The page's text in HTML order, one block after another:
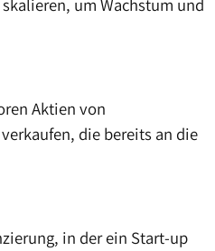
um Wachstum und
Aktien von
die bereits an die
in der ein Start-up